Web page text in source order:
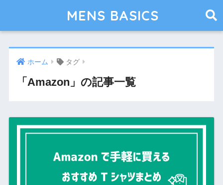
MENS BASICS
ホーム タグ
「Amazon」の記事一覧